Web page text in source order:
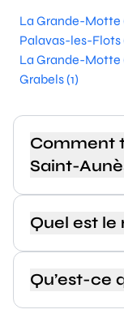
La Grande-Motte
Palavas-les-Flots
La Grande-Motte
Grabels (1)
Comment
Saint-
Quel est le
Qu’est-ce